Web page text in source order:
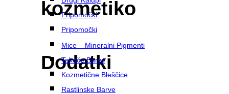
Pripomočki
Pripomočki
Dodatki
kozmetiko
Mice – Mineralni Pigmenti
Tekoče Barve
Kozmetične Bleščice
Rastlinske Barve